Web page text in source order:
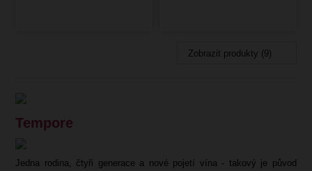
Zobrazit produkty (9)
Tempore
Jedna rodina, čtyři generace a nové pojetí vína - takový je původ